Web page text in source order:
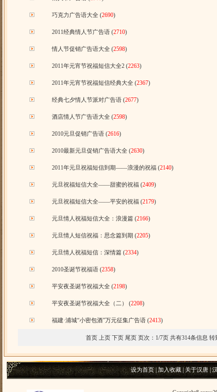
巧克力广告语大全 (2690)
2011经典情人节广告语 (2710)
情人节促销广告语大全 (2598)
2011年元宵节祝福短信大全2 (2263)
2011年元宵节祝福短信经典大全 (2367)
经典七夕情人节派对广告语 (2677)
酒店情人节广告语大全 (2598)
2010元旦促销广告语 (2616)
2010最新元旦促销广告语大全 (2630)
2011年元旦祝福短信到期——浪漫的祝福 (2140)
元旦祝福短信大全——甜蜜的祝福 (2409)
元旦祝福短信大全——平安的祝福 (2179)
元旦情人祝福短信大全：浪漫篇 (2166)
元旦情人短信祝福：思念篇到期 (2205)
元旦情人祝福短信：深情篇 (2334)
2010圣诞节祝福语 (2358)
平安夜圣诞节祝福大全 (2198)
平安夜圣诞节祝福大全（二） (2208)
福建·浦城“小密包酒”万元征集广告语 (2413)
首页 上页 下页 尾页页次：1/7页 共有314条信息 转
设为首页 加入收藏 关于汉唐